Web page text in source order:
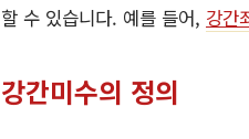
할 수 있습니다. 예를 들어, 강간
강간미수의 정의